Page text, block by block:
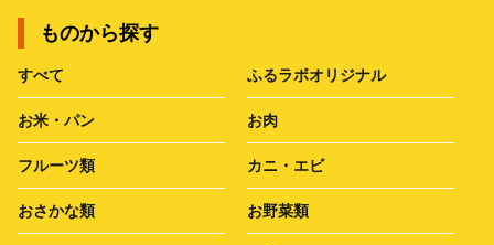
ものから探す
すべて ふるラボオリジナル
お米・パン お肉
フルーツ類 カニ・エビ
おさかな類 お野菜類